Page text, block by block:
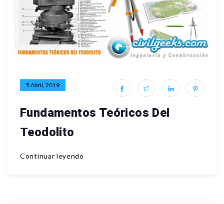
5 Abril, 2019
Fundamentos Teóricos Del
Teodolito
Continuar leyendo